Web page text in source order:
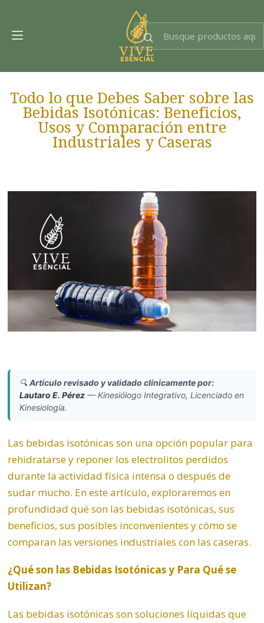
Todo lo que Debes Saber sobre las
Bebidas Isotónicas: Beneficios,
Usos y Comparación entre
Industriales y Caseras
🔍 Artículo revisado y validado clínicamente por:
Lautaro E. Pérez—Kinesiólogo Integrativo, Licenciado en
Kinesiología.
Las bebidas isotónicas son una opción popular para
rehidratarse y reponer los electrolitos perdidos
durante la actividad física intensa o después de
sudar mucho. En este artículo, exploraremos en
profundidad qué son las bebidas isotónicas, sus
beneficios, sus posibles inconvenientes y cómo se
comparan las versiones industriales con las caseras.
¿Qué son las Bebidas Isotónicas y Para Qué se
Utilizan?
Las bebidas isotónicas son soluciones líquidas que
Dra. EsencIAl
Experta en bienestar